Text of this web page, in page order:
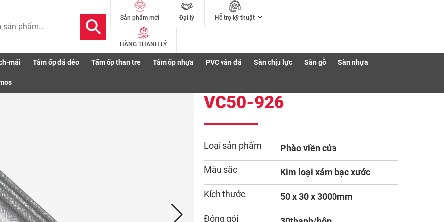
Sản phẩm mới Đại lý Hỗ trợ kỹ thuật
HÀNG THANH LÝ
mái Tấm ốp đá dẻo Tấm ốp than tre Tấm ốp nhựa PVC vân đá Sàn chịu lực Sàn gỗ Sàn nhựa
926
VC50-926
Loại sản phẩm Phào viền cửa
Màu sắc Kim loại xám bạc xước
Kích thước 50 x 30 x 3000mm
Đóng gói